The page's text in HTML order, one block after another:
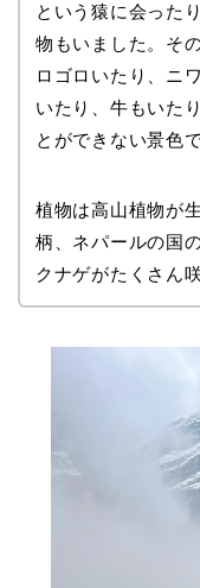
という猿に会った
物もいました。そ
ロゴロいたり、ニ
いたり、牛もいた
とができない景色
植物は高山植物が
柄、ネパールの国
クナゲがたくさん